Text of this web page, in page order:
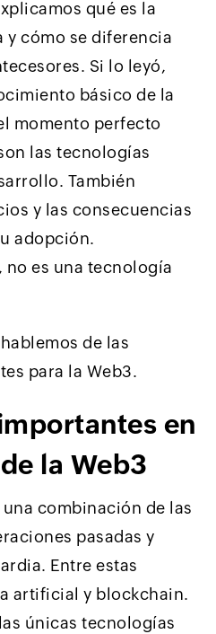
qué es la
y cómo se diferencia
Si lo leyó,
básico de la
momento perfecto
las tecnologías
También
y las consecuencias
adopción.
no es una tecnología
de las
para la Web3.
en
la Web3
combinación de las
pasadas y
Entre estas
artificial y blockchain.
únicas tecnologías